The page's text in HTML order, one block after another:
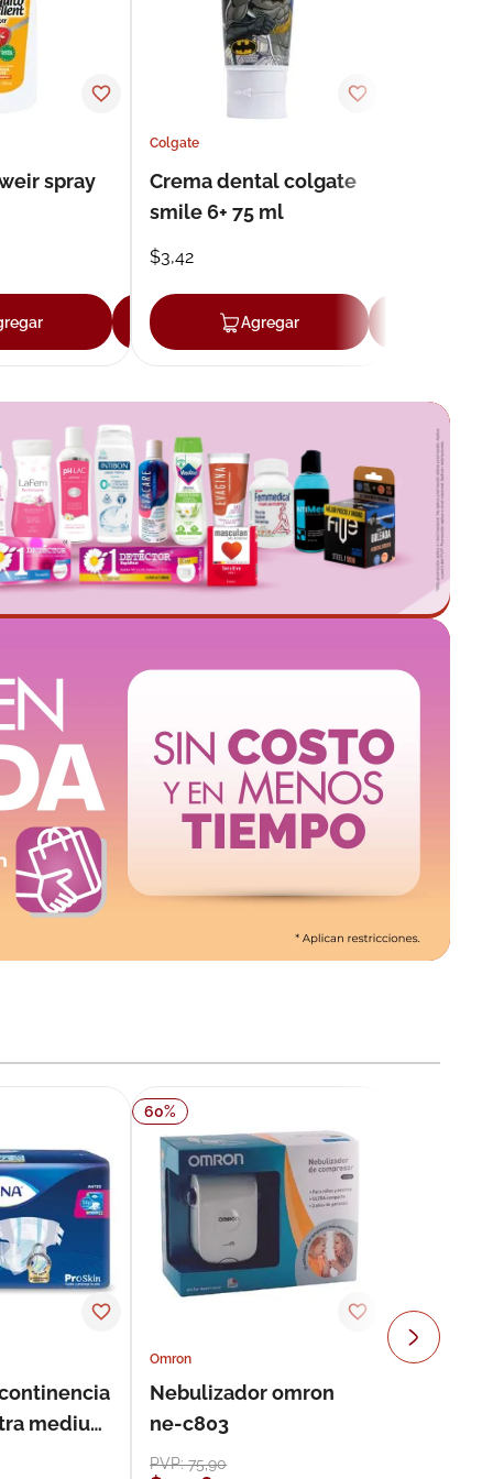
spray
Agregar
Colgate
Crema dental colgate
smile 6+ 75 ml
$3,42
Agregar
medium
60%
Omron
Nebulizador omron
ne-c803
PVP:75,90